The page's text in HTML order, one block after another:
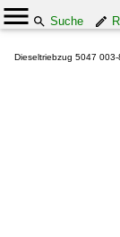
Suche
Dieseltriebzug 5047